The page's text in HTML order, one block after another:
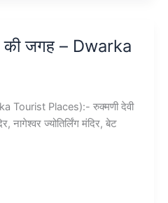
की जगह – Dwarka
Tourist Places):- रुक्मणी देवी
नागेश्वर ज्योतिर्लिंग मंदिर, बेट